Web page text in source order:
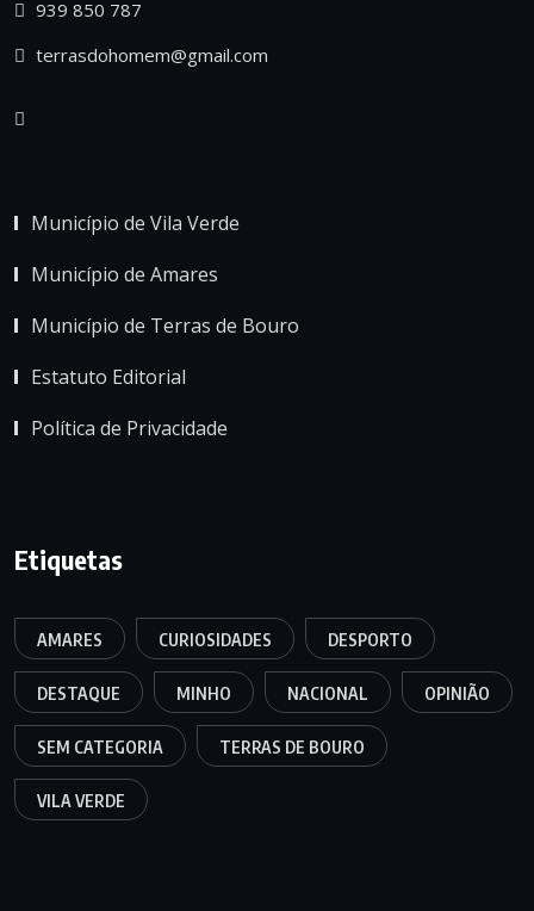
939 850 787
terrasdohomem@gmail.com
Município de Vila Verde
Município de Amares
Município de Terras de Bouro
Estatuto Editorial
Política de Privacidade
Etiquetas
AMARES CURIOSIDADES DESPORTO
DESTAQUE MINHO NACIONAL OPINIÃO
SEM CATEGORIA TERRAS DE BOURO
VILA VERDE